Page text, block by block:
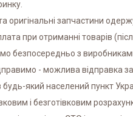
оригінальні запчастини
при отриманні товарів
безпосередньо з
- можлива відправка
який населений пункт
і безготівковим